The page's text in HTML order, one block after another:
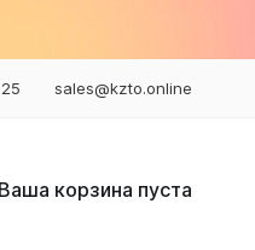
sales@kzto.online
Ваша корзина пуста